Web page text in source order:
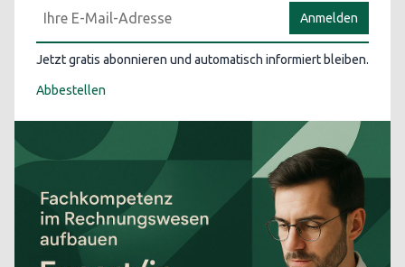
Anmelden
Jetzt gratis abonnieren und automatisch informiert bleiben.
Abbestellen